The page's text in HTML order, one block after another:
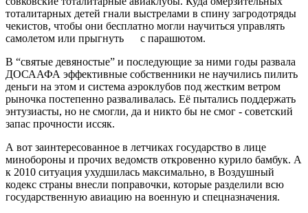
тоталитарных детей гнали выстрелами в спину загродотряды
чекистов, чтобы они бесплатно могли научиться управлять
самолетом или прыгнуть с парашютом.
В “святые девяностые” и последующие за ними годы развала
ДОСААФА эффективные собственники не научились пилить
деньги на этом и система аэроклубов под жестким ветром
рыночка постепенно разваливалась. Её пытались поддержать
энтузиасты, но не смогли, да и никто бы не смог - советский
запас прочности иссяк.
А вот заинтересованное в летчиках государство в лице
минобороны и прочих ведомств откровенно курило бамбук. А
к 2010 ситуация ухудшилась максимально, в Воздушный
кодекс страны внесли поправочки, которые разделили всю
государственную авиацию на военную и спецназначения.